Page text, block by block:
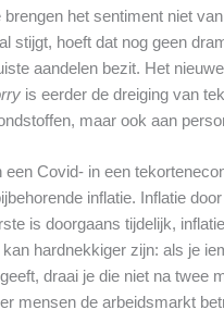
brengen het sentiment niet
stijgt, hoeft dat nog geen
aandelen bezit. Het
is eerder de dreiging van
maar ook aan
een Covid- in een
inflatie. Inflatie door
is doorgaans tijdelijk,
hardnekkiger zijn: als je
draai je die niet na twee
mensen de arbeidsmarkt